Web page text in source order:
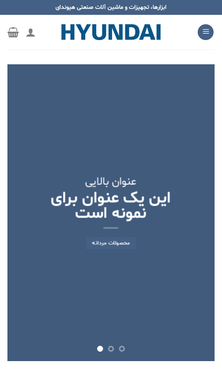
محتوا
بروید
ابزارها، تجهیزات و ماشین آلات صنعتی هیوندای
عنوان بالایی
این یک عنوان برای
نمونه است
محصولات مردانه